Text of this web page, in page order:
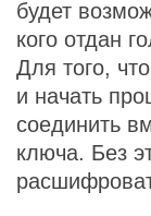
будет
кого отдан
Для того,
и начать
соединить
ключа. Без